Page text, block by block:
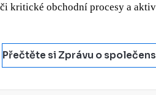
či kritické obchodní procesy a
Přečtěte si Zprávu o